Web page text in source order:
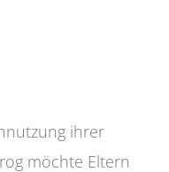
ihrer
möchte Eltern